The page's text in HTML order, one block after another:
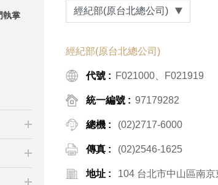
執掌 經紀部(原台北總公司)
經紀部(原台北總公司)
代號 : F021000、F021919
統一編號 : 97179282
總機 : (02)2717-6000
傳真 : (02)2546-1625
地址 : 104 台北市中山區南